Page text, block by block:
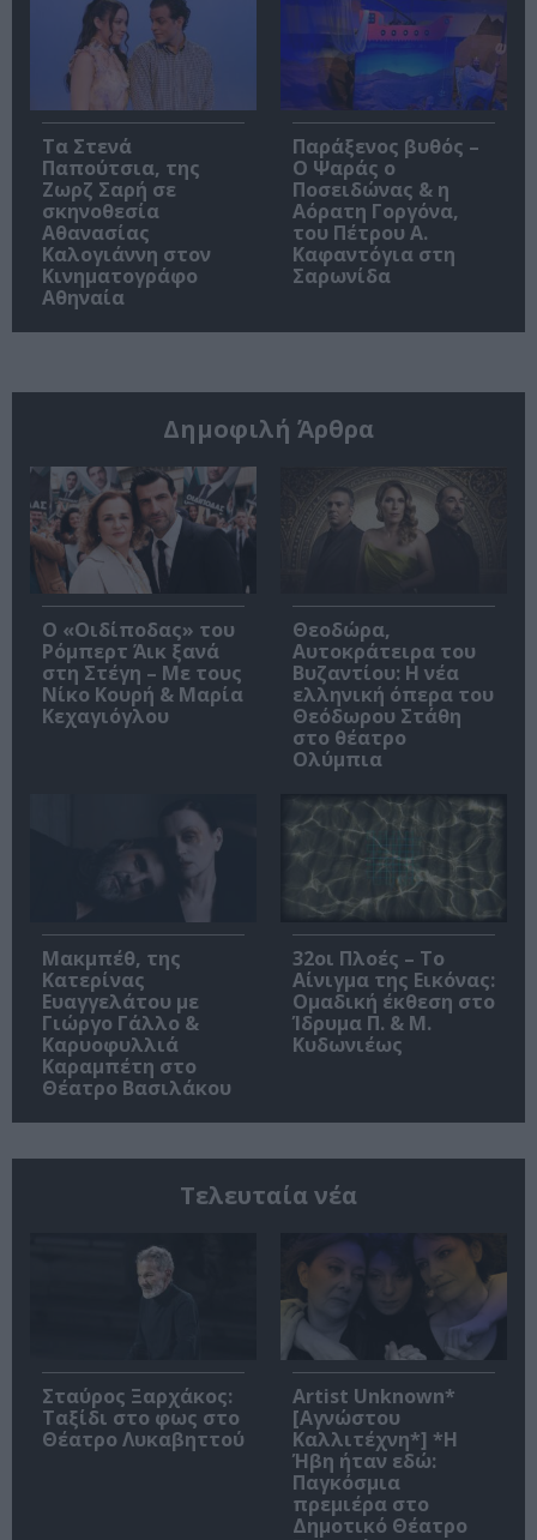
Τα Στενά
Παπούτσια, της
Ζωρζ Σαρή σε
σκηνοθεσία
Αθανασίας
Καλογιάννη στον
Κινηματογράφο
Αθηναία
Παράξενος βυθός –
Ο Ψαράς ο
Ποσειδώνας & η
Αόρατη Γοργόνα,
του Πέτρου Α.
Καφαντόγια στη
Σαρωνίδα
Δημοφιλή Άρθρα
O «Οιδίποδας» του
Ρόμπερτ Άικ ξανά
στη Στέγη – Με τους
Νίκο Κουρή & Μαρία
Κεχαγιόγλου
Θεοδώρα,
Αυτοκράτειρα του
Βυζαντίου: Η νέα
ελληνική όπερα του
Θεόδωρου Στάθη
στο θέατρο
Ολύμπια
Μακμπέθ, της
Κατερίνας
Ευαγγελάτου με
Γιώργο Γάλλο &
Καρυοφυλλιά
Καραμπέτη στο
Θέατρο Βασιλάκου
32οι Πλοές – Το
Αίνιγμα της Εικόνας:
Ομαδική έκθεση στο
Ίδρυμα Π. & Μ.
Κυδωνιέως
Τελευταία νέα
Σταύρος Ξαρχάκος:
Ταξίδι στο φως στο
Θέατρο Λυκαβηττού
Artist Unknown*
[Αγνώστου
Καλλιτέχνη*] *Η
Ήβη ήταν εδώ:
Παγκόσμια
πρεμιέρα στο
Δημοτικό Θέατρο